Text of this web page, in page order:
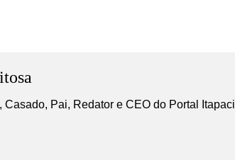
Casado, Pai, Redator e CEO do Portal Itapaci